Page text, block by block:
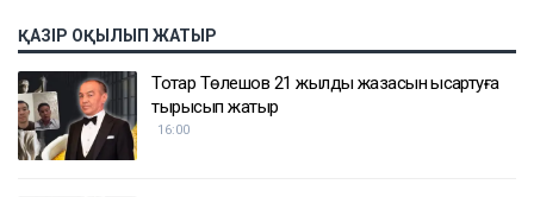
ҚАЗІР ОҚЫЛЫП ЖАТЫР
Тоқтар Төлешов 21 жылдық жазасын қысқартуға
тырысып жатыр
16:00